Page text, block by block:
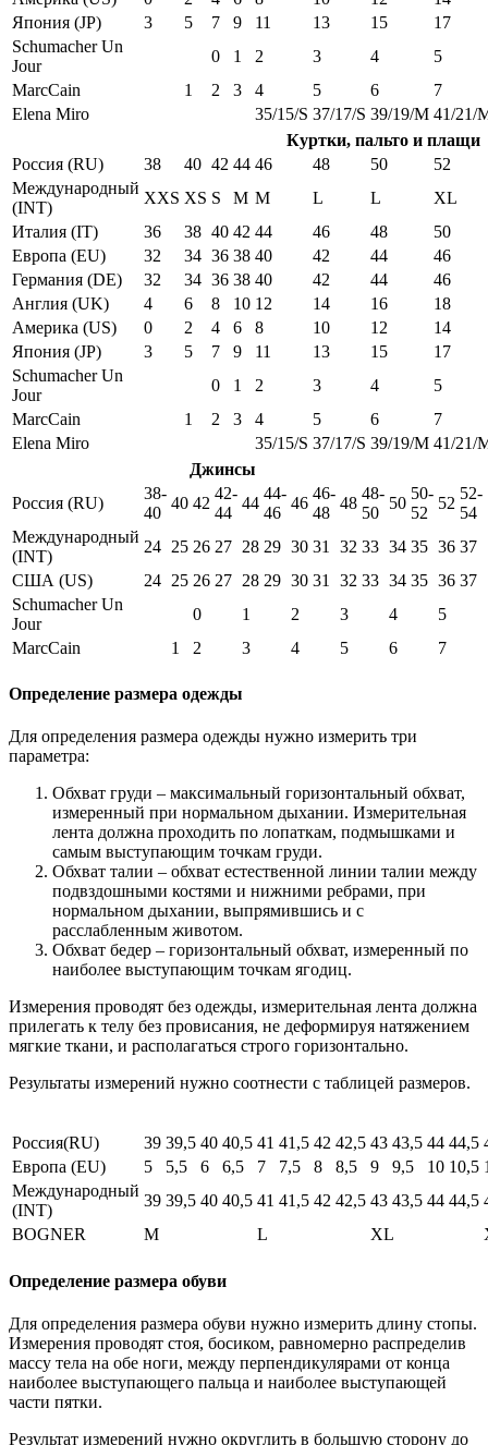
Япония (JP)
3 5 7 9 11 13 15
17
Schumacher Un
Jour
0 1 2 3 4
5
MarcCain
1 2 3 4 5 6
7
Elena Miro
35/15/S 37/17/S 39/19/M 41/21/
Куртки, пальто и плащи
Россия (RU)
38 40 42 44 46 48 50
52
Международный
(INT)
XXS XS S M M L L
XL
Италия (IT)
36 38 40 42 44 46 48
50
Европа (EU)
32 34 36 38 40 42 44
46
Германия (DE)
32 34 36 38 40 42 44
46
Англия (UK)
4 6 8 10 12 14 16
18
Америка (US)
0 2 4 6 8 10 12
14
Япония (JP)
3 5 7 9 11 13 15
17
Schumacher Un
Jour
0 1 2 3 4
5
MarcCain
1 2 3 4 5 6
7
Elena Miro
35/15/S 37/17/S 39/19/M 41/21/
Джинсы
Россия (RU)
38-
40
40 42
42-
44
44
44-
46
46
46-
48
48
48-
50
50
50-
52
52
52-
54
Международный
(INT)
24 25 26 27 28 29 30 31 32 33 34 35 36 37
США (US)
24 25 26 27 28 29 30 31 32 33 34 35 36 37
Schumacher Un
Jour
0 1 2 3 4
5
MarcCain
1 2 3 4 5 6 7
Определение размера одежды
Для определения размера одежды нужно измерить три
параметра:
Обхват груди – максимальный горизонтальный обхват,
измеренный при нормальном дыхании. Измерительная
лента должна проходить по лопаткам, подмышками и
самым выступающим точкам груди.
Обхват талии – обхват естественной линии талии между
подвздошными костями и нижними ребрами, при
нормальном дыхании, выпрямившись и с
расслабленным животом.
Обхват бедер – горизонтальный обхват, измеренный по
наиболее выступающим точкам ягодиц.
Измерения проводят без одежды, измерительная лента должна
прилегать к телу без провисания, не деформируя натяжением
мягкие ткани, и располагаться строго горизонтально.
Результаты измерений нужно соотнести с таблицей размеров.
Россия(RU) 39 39,5 40 40,5 41 41,5 42 42,5 43 43,5 44 44,5
Европа (EU)
5 5,5 6 6,5 7 7,5 8 8,5 9 9,5 10 10,5
Международный
(INT)
39 39,5 40 40,5 41 41,5 42 42,5 43 43,5 44 44,5
BOGNER
M L XL
Определение размера обуви
Для определения размера обуви нужно измерить длину стопы.
Измерения проводят стоя, босиком, равномерно распределив
массу тела на обе ноги, между перпендикулярами от конца
наиболее выступающего пальца и наиболее выступающей
части пятки.
Результат измерений нужно округлить в большую сторону до